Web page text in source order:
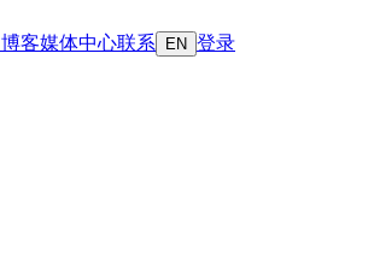
博客媒体中心联系 EN 登录